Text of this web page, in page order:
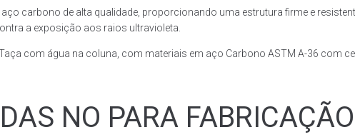
carbono de alta qualidade, proporcionando uma estrutura firme e
a exposição aos raios ultravioleta.
com água na coluna, com materiais em aço Carbono ASTM A-36 com
NO PARA